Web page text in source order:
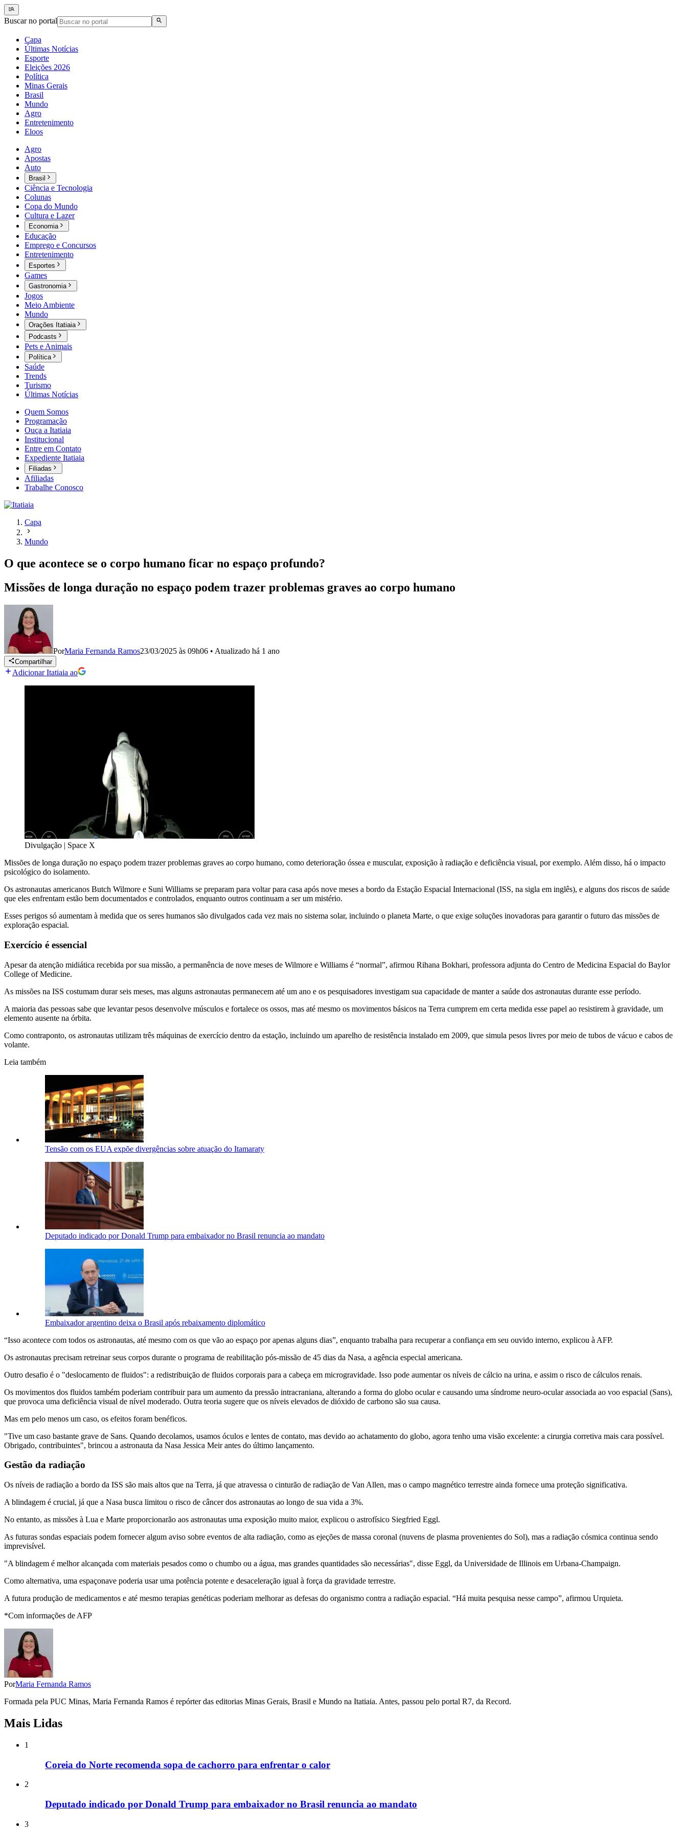
Buscar no portal
Capa
Últimas Notícias
Esporte
Eleições 2026
Política
Minas Gerais
Brasil
Mundo
Agro
Entretenimento
Eloos
Agro
Apostas
Auto
Brasil
Ciência e Tecnologia
Colunas
Copa do Mundo
Cultura e Lazer
Economia
Educação
Emprego e Concursos
Entretenimento
Esportes
Games
Gastronomia
Jogos
Meio Ambiente
Mundo
Orações Itatiaia
Podcasts
Pets e Animais
Política
Saúde
Trends
Turismo
Últimas Notícias
Quem Somos
Programação
Ouça a Itatiaia
Institucional
Entre em Contato
Expediente Itatiaia
Filiadas
Afiliadas
Trabalhe Conosco
Capa
Mundo
O que acontece se o corpo humano ficar no espaço profundo?
Missões de longa duração no espaço podem trazer problemas graves ao corpo humano
PorMaria Fernanda Ramos23/03/2025 às 09h06 • Atualizado há 1 ano
Compartilhar
Adicionar Itatiaia ao
Divulgação | Space X
Missões de longa duração no espaço podem trazer problemas graves ao corpo humano, como deterioração óssea e muscular, exposição à radiação e deficiência visual, por exemplo. Além disso, há o impacto
psicológico do isolamento.
Os astronautas americanos Butch Wilmore e Suni Williams se preparam para voltar para casa após nove meses a bordo da Estação Espacial Internacional (ISS, na sigla em inglês), e alguns dos riscos de saúde
que eles enfrentam estão bem documentados e controlados, enquanto outros continuam a ser um mistério.
Esses perigos só aumentam à medida que os seres humanos são divulgados cada vez mais no sistema solar, incluindo o planeta Marte, o que exige soluções inovadoras para garantir o futuro das missões de
exploração espacial.
Exercício é essencial
Apesar da atenção midiática recebida por sua missão, a permanência de nove meses de Wilmore e Williams é “normal”, afirmou Rihana Bokhari, professora adjunta do Centro de Medicina Espacial do Baylor
College of Medicine.
As missões na ISS costumam durar seis meses, mas alguns astronautas permanecem até um ano e os pesquisadores investigam sua capacidade de manter a saúde dos astronautas durante esse período.
A maioria das pessoas sabe que levantar pesos desenvolve músculos e fortalece os ossos, mas até mesmo os movimentos básicos na Terra cumprem em certa medida esse papel ao resistirem à gravidade, um
elemento ausente na órbita.
Como contraponto, os astronautas utilizam três máquinas de exercício dentro da estação, incluindo um aparelho de resistência instalado em 2009, que simula pesos livres por meio de tubos de vácuo e cabos de
volante.
Leia também
Tensão com os EUA expõe divergências sobre atuação do Itamaraty
Deputado indicado por Donald Trump para embaixador no Brasil renuncia ao mandato
Embaixador argentino deixa o Brasil após rebaixamento diplomático
“Isso acontece com todos os astronautas, até mesmo com os que vão ao espaço por apenas alguns dias”, enquanto trabalha para recuperar a confiança em seu ouvido interno, explicou à AFP.
Os astronautas precisam retreinar seus corpos durante o programa de reabilitação pós-missão de 45 dias da Nasa, a agência especial americana.
Outro desafio é o "deslocamento de fluidos": a redistribuição de fluidos corporais para a cabeça em microgravidade. Isso pode aumentar os níveis de cálcio na urina, e assim o risco de cálculos renais.
Os movimentos dos fluidos também poderiam contribuir para um aumento da pressão intracraniana, alterando a forma do globo ocular e causando uma síndrome neuro-ocular associada ao voo espacial (Sans),
que provoca uma deficiência visual de nível moderado. Outra teoria sugere que os níveis elevados de dióxido de carbono são sua causa.
Mas em pelo menos um caso, os efeitos foram benéficos.
"Tive um caso bastante grave de Sans. Quando decolamos, usamos óculos e lentes de contato, mas devido ao achatamento do globo, agora tenho uma visão excelente: a cirurgia corretiva mais cara possível.
Obrigado, contribuintes", brincou a astronauta da Nasa Jessica Meir antes do último lançamento.
Gestão da radiação
Os níveis de radiação a bordo da ISS são mais altos que na Terra, já que atravessa o cinturão de radiação de Van Allen, mas o campo magnético terrestre ainda fornece uma proteção significativa.
A blindagem é crucial, já que a Nasa busca limitou o risco de câncer dos astronautas ao longo de sua vida a 3%.
No entanto, as missões à Lua e Marte proporcionarão aos astronautas uma exposição muito maior, explicou o astrofísico Siegfried Eggl.
As futuras sondas espaciais podem fornecer algum aviso sobre eventos de alta radiação, como as ejeções de massa coronal (nuvens de plasma provenientes do Sol), mas a radiação cósmica continua sendo
imprevisível.
"A blindagem é melhor alcançada com materiais pesados como o chumbo ou a água, mas grandes quantidades são necessárias", disse Eggl, da Universidade de Illinois em Urbana-Champaign.
Como alternativa, uma espaçonave poderia usar uma potência potente e desaceleração igual à força da gravidade terrestre.
A futura produção de medicamentos e até mesmo terapias genéticas poderiam melhorar as defesas do organismo contra a radiação espacial. “Há muita pesquisa nesse campo”, afirmou Urquieta.
*Com informações de AFP
PorMaria Fernanda Ramos
Formada pela PUC Minas, Maria Fernanda Ramos é repórter das editorias Minas Gerais, Brasil e Mundo na Itatiaia. Antes, passou pelo portal R7, da Record.
Mais Lidas
1
Coreia do Norte recomenda sopa de cachorro para enfrentar o calor
2
Deputado indicado por Donald Trump para embaixador no Brasil renuncia ao mandato
3